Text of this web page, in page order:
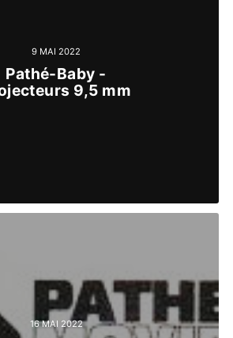
9 MAI 2022
Pathé-Baby -
9,5 mm
16 MAI 2022